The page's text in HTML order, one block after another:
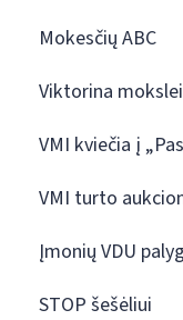
Mokesčių ABC
Viktorina
VMI kviečia į
VMI turto
Įmonių VDU
STOP šešėliui